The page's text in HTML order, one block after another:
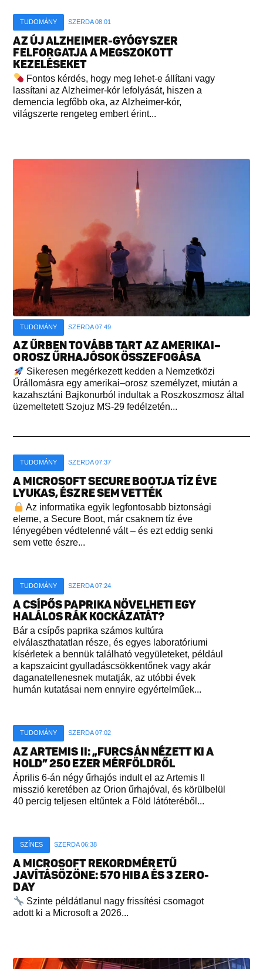
TUDOMÁNY SZERDA 08:01
AZ ÚJ ALZHEIMER-GYÓGYSZER
FELFORGATJA A MEGSZOKOTT
KEZELÉSEKET
Fontos kérdés, hogy meg lehet-e állítani vagy
lassítani az Alzheimer-kór lefolyását, hiszen a
demencia legfőbb oka, az Alzheimer-kór,
világszerte rengeteg embert érint...
TUDOMÁNY SZERDA 07:49
AZ ŰRBEN TOVÁBB TART AZ AMERIKAI–
OROSZ ŰRHAJÓSOK ÖSSZEFOGÁSA
Sikeresen megérkezett kedden a Nemzetközi
Űrállomásra egy amerikai–orosz személyzet, miután a
kazahsztáni Bajkonurból indultak a Roszkoszmosz által
üzemeltetett Szojuz MS-29 fedélzetén...
TUDOMÁNY SZERDA 07:37
A MICROSOFT SECURE BOOTJA TÍZ ÉVE
LYUKAS, ÉSZRE SEM VETTÉK
Az informatika egyik legfontosabb biztonsági
eleme, a Secure Boot, már csaknem tíz éve
lényegében védtelenné vált – és ezt eddig senki
sem vette észre...
TUDOMÁNY SZERDA 07:24
A CSÍPŐS PAPRIKA NÖVELHETI EGY
HALÁLOS RÁK KOCKÁZATÁT?
Bár a csípős paprika számos kultúra
elválaszthatatlan része, és egyes laboratóriumi
kísérletek a bennük található vegyületeket, például
a kapszaicint gyulladáscsökkentőnek vagy akár
daganatellenesnek mutatják, az utóbbi évek
humán kutatásai nem ennyire egyértelműek...
TUDOMÁNY SZERDA 07:02
AZ ARTEMIS II: „FURCSÁN NÉZETT KI A
HOLD” 250 EZER MÉRFÖLDRŐL
Április 6-án négy űrhajós indult el az Artemis II
misszió keretében az Orion űrhajóval, és körülbelül
40 percig teljesen eltűntek a Föld látóteréből...
SZÍNES SZERDA 06:38
A MICROSOFT REKORDMÉRETŰ
JAVÍTÁSÖZÖNE: 570 HIBA ÉS 3 ZERO-
DAY
Szinte példátlanul nagy frissítési csomagot
adott ki a Microsoft a 2026...